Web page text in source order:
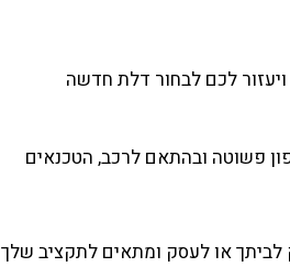
ויעזור לכם לבחור דלת חדשה
פשוטה ובהתאם לרכב, הטכנאים
לביתך או לעסק ומתאים לתקציב שלך